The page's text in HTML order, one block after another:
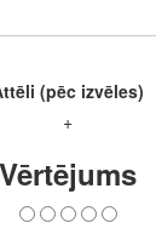
(pēc izvēles)
+
Vērtējums